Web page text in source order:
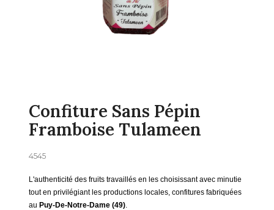
Confiture Sans Pépin
Framboise Tulameen
4545
L'authenticité des fruits travaillés en les choisissant avec minutie
tout en privilégiant les productions locales, confitures fabriquées
auPuy-De-Notre-Dame (49)